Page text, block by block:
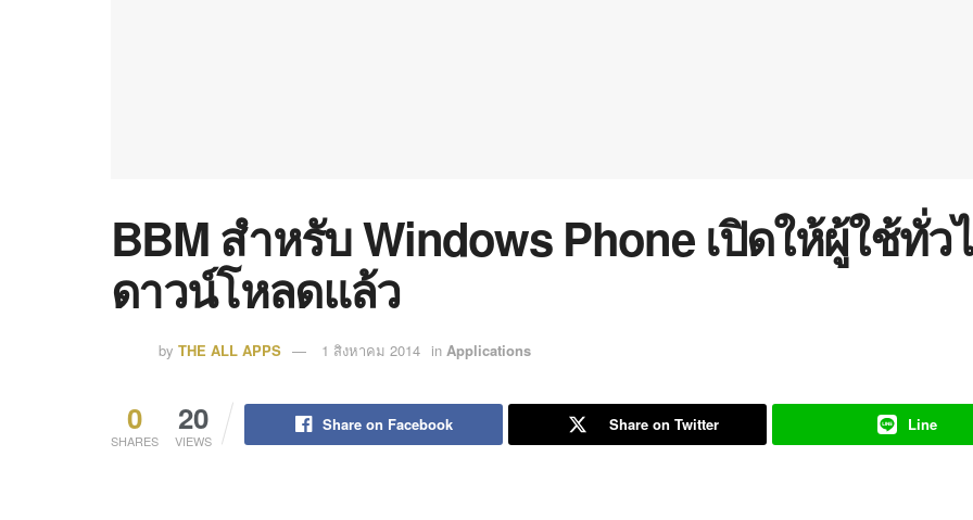
BBM สำหรับ Windows Phone เปิดให้ผู้ใช้ทั่ว
ดาวน์โหลดแล้ว
by THE ALL APPS 1 สิงหาคม 2014 in Applications
0
SHARES
20
VIEWS
Share on Facebook Share on Twitter Line